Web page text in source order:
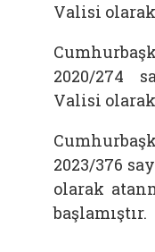
Valisi olarak
2020/274
Valisi olarak
2023/376
olarak
başlamıştır.